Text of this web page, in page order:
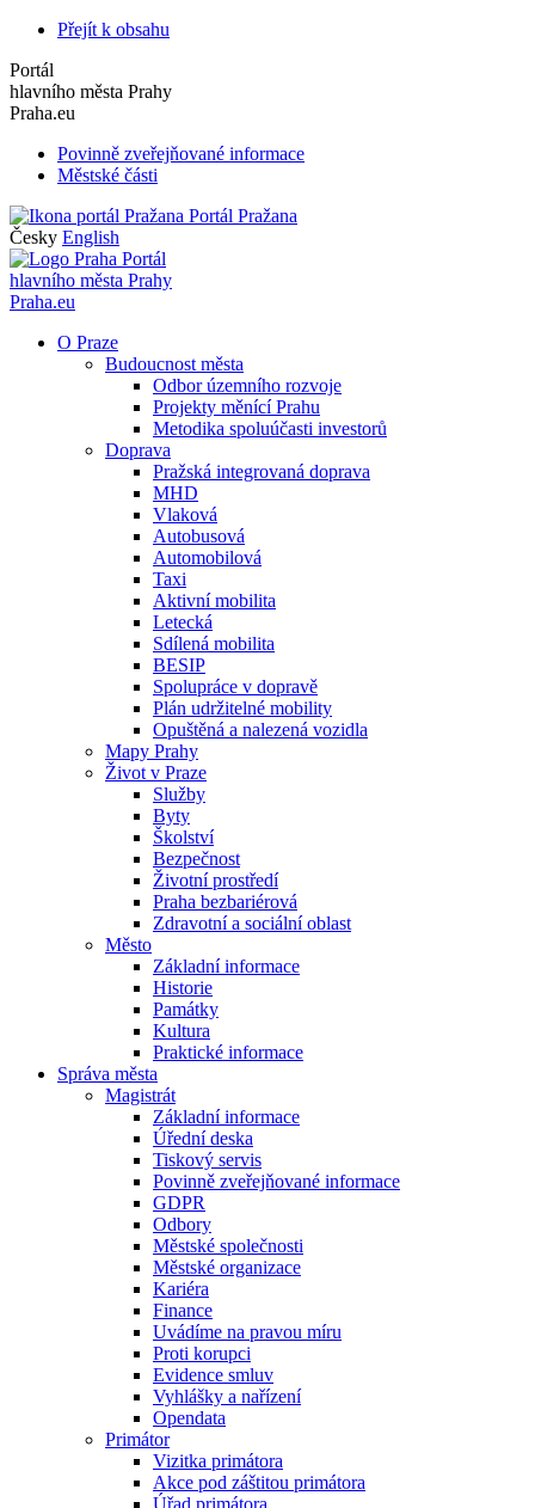
Přejít k obsahu
Portál
hlavního města Prahy
Praha.eu
Povinně zveřejňované informace
Městské části
Portál Pražana
Česky English
Portál
hlavního města Prahy
Praha.eu
O Praze
Budoucnost města
Odbor územního rozvoje
Projekty měnící Prahu
Metodika spoluúčasti investorů
Doprava
Pražská integrovaná doprava
MHD
Vlaková
Autobusová
Automobilová
Taxi
Aktivní mobilita
Letecká
Sdílená mobilita
BESIP
Spolupráce v dopravě
Plán udržitelné mobility
Opuštěná a nalezená vozidla
Mapy Prahy
Život v Praze
Služby
Byty
Školství
Bezpečnost
Životní prostředí
Praha bezbariérová
Zdravotní a sociální oblast
Město
Základní informace
Historie
Památky
Kultura
Praktické informace
Správa města
Magistrát
Základní informace
Úřední deska
Tiskový servis
Povinně zveřejňované informace
GDPR
Odbory
Městské společnosti
Městské organizace
Kariéra
Finance
Uvádíme na pravou míru
Proti korupci
Evidence smluv
Vyhlášky a nařízení
Opendata
Primátor
Vizitka primátora
Akce pod záštitou primátora
Úřad primátora